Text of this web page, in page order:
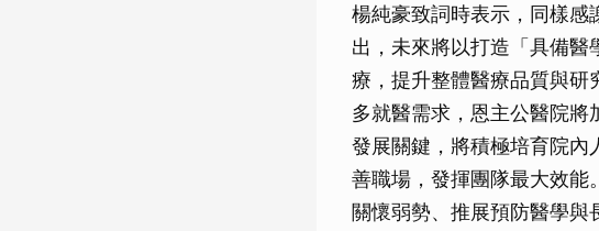
楊純豪致詞時表示，同樣感
出，未來將以打造「具備醫
療，提升整體醫療品質與研
多就醫需求，恩主公醫院將
發展關鍵，將積極培育院內
善職場，發揮團隊最大效能
關懷弱勢、推展預防醫學與